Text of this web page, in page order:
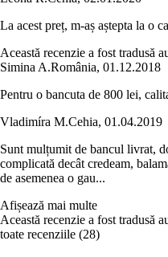
La acest preț, m-aș aștepta la o
Această recenzie a fost tradusă
Simina A.România, 01.12.2018
Pentru o bancuta de 800 lei,
Vladimíra M.Cehia, 01.04.2019
Sunt mulțumit de bancul livrat,
complicată decât credeam,
de asemenea o gau...
Afișează mai multe
Această recenzie a fost tradusă
toate recenziile (28)